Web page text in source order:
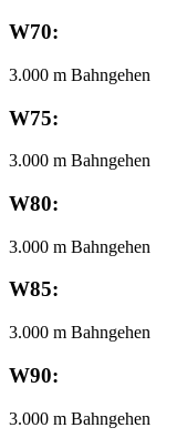
W70:
3.000 m Bahngehen
W75:
3.000 m Bahngehen
W80:
3.000 m Bahngehen
W85:
3.000 m Bahngehen
W90:
3.000 m Bahngehen